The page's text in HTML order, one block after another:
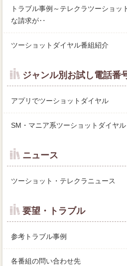
トラブル事例～テレクラツーショッ
な請求が‥
ツーショットダイヤル番組紹介
ジャンル別お試し電話番
アプリでツーショットダイヤル
SM・マニア系ツーショットダイヤル
ニュース
ツーショット・テレクラニュース
要望・トラブル
参考トラブル事例
各番組の問い合わせ先